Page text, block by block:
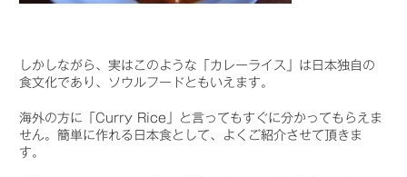
しかしながら、実はこのような「カレーライス」は日本独自の
食文化であり、ソウルフードともいえます。
海外の方に「Curry Rice」と言ってもすぐに分かってもらえま
せん。簡単に作れる日本食として、よくご紹介させて頂きま
す。